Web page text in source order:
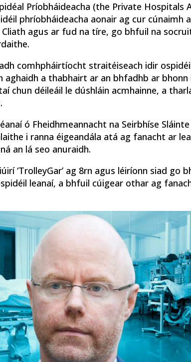
Príobháideacha (the Private Hospitals
phríobháideacha aonair ag cur cúnaimh
agus ar fud na tíre, go bhfuil na
comhpháirtíocht straitéiseach idir
aghaidh a thabhairt ar an bhfadhb ar bhonn
chun déileáil le dúshláin acmhainne, a
ó Fheidhmeannacht na Seirbhíse
i ranna éigeandála atá ag fanacht ar
an lá seo anuraidh.
‘TrolleyGar’ ag 8rn agus léiríonn siad go
leanaí, a bhfuil cúigear othar ag